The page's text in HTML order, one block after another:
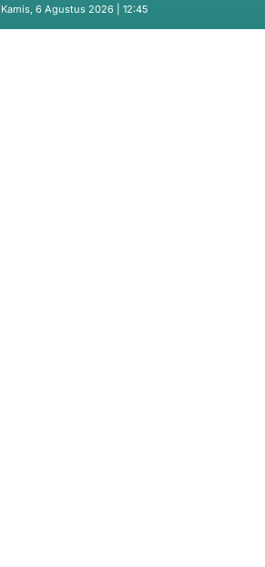
Indonesia
Kamis, 6 Agustus 2026 | 12:45